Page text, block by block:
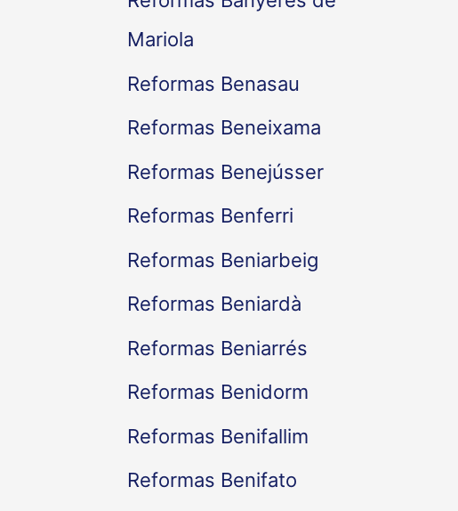
Mariola
Reformas Benasau
Reformas Beneixama
Reformas Benejússer
Reformas Benferri
Reformas Beniarbeig
Reformas Beniardà
Reformas Beniarrés
Reformas Benidorm
Reformas Benifallim
Reformas Benifato